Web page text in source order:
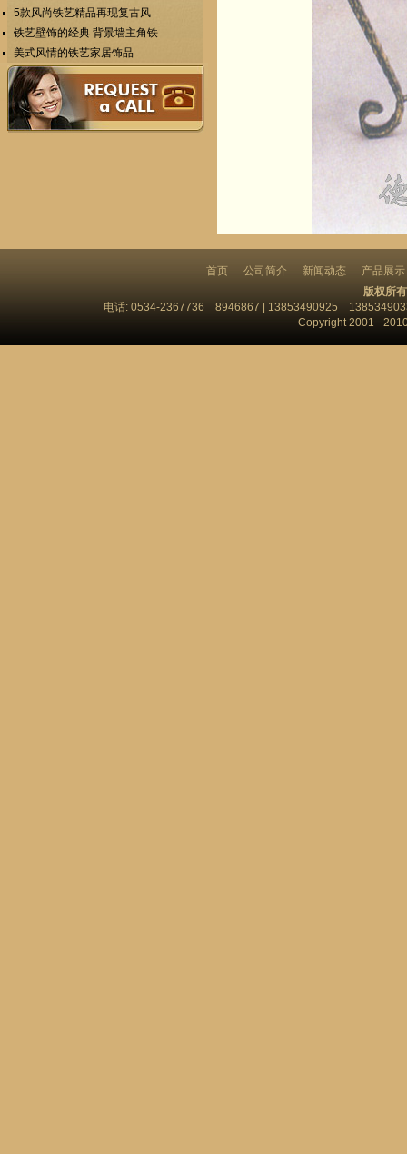
5款风尚铁艺精品再现复古风
铁艺壁饰的经典 背景墙主角铁
美式风情的铁艺家居饰品
首页 公司简介 新闻动态
产品展示
版权所
电话: 0534-2367736 8946867 | 13853490925
Copyright 2001 -